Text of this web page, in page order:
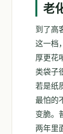
老
到了高
这一档
厚更花
类袋子
若是纸
最怕的
变脆。
两年里